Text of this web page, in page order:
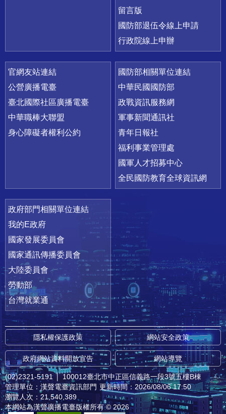
留言版
國防部退伍令線上申請
行政院線上申辦
官網友站連結
公營廣播電臺
臺北國際社區廣播電臺
中華職棒大聯盟
身心障礙者權利公約
國防部相關單位連結
中華民國國防部
政戰資訊服務網
軍事新聞通訊社
青年日報社
福利事業管理處
國軍人才招募中心
全民國防教育全球資訊網
政府部門相關單位連結
我的E政府
國家發展委員會
國家通訊傳播委員會
大陸委員會
勞動部
台灣就業通
隱私權保護政策 網站安全政策
政府網站資料開放宣告 網站導覽
(02)2321-5191 │ 100012臺北市中正區信義路一段3號五樓B棟
管理單位：漢聲電臺資訊部門 更新時間：2026/08/06 17:50
瀏覽人次：21,540,389
本網站為漢聲廣播電臺版權所有 © 2026